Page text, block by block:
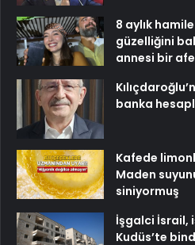
8 aylık
güzelliğini
annesi bir
banka
Kafede
Maden
siniyormuş
İşgalci İsrail,
Kudüs’te